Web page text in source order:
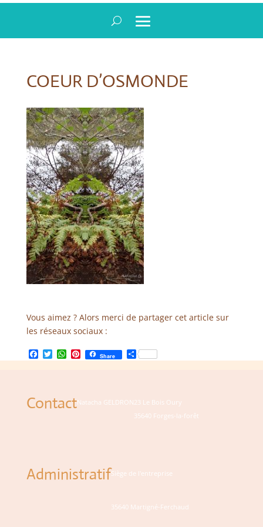
COEUR D’OSMONDE
Vous aimez ? Alors merci de partager cet article sur
les réseaux sociaux :
Facebook
TwitterWhatsApp
Pinterest
Share Partager
ContactNatacha GELDRON23 Le Bois Oury
35640 Forges-la-forêt
AdministratifSiège de l'entreprise
35640 Martigné-Ferchaud